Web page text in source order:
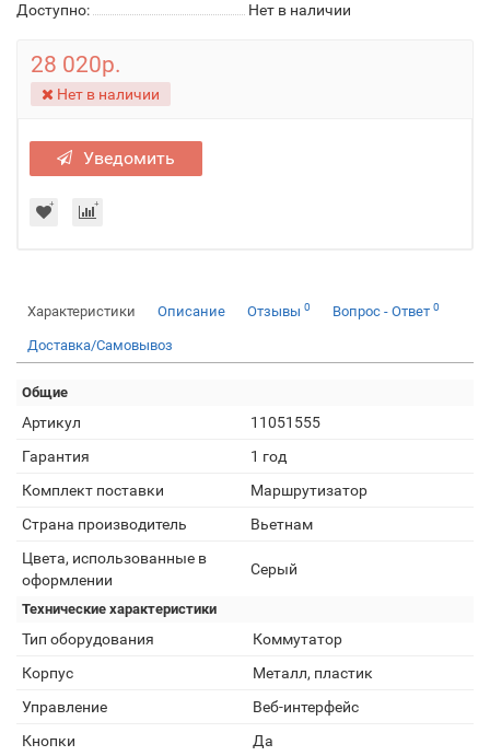
Доступно:
Нет в наличии
28 020р.
Нет в наличии
Уведомить
Характеристики Описание Отзывы 0 Вопрос - Ответ 0
Доставка/Самовывоз
Общие
Артикул
11051555
Гарантия
1 год
Комплект поставки
Маршрутизатор
Страна производитель
Вьетнам
Цвета, использованные в
оформлении
Серый
Технические характеристики
Тип оборудования
Коммутатор
Корпус
Металл, пластик
Управление
Веб-интерфейс
Кнопки
Да